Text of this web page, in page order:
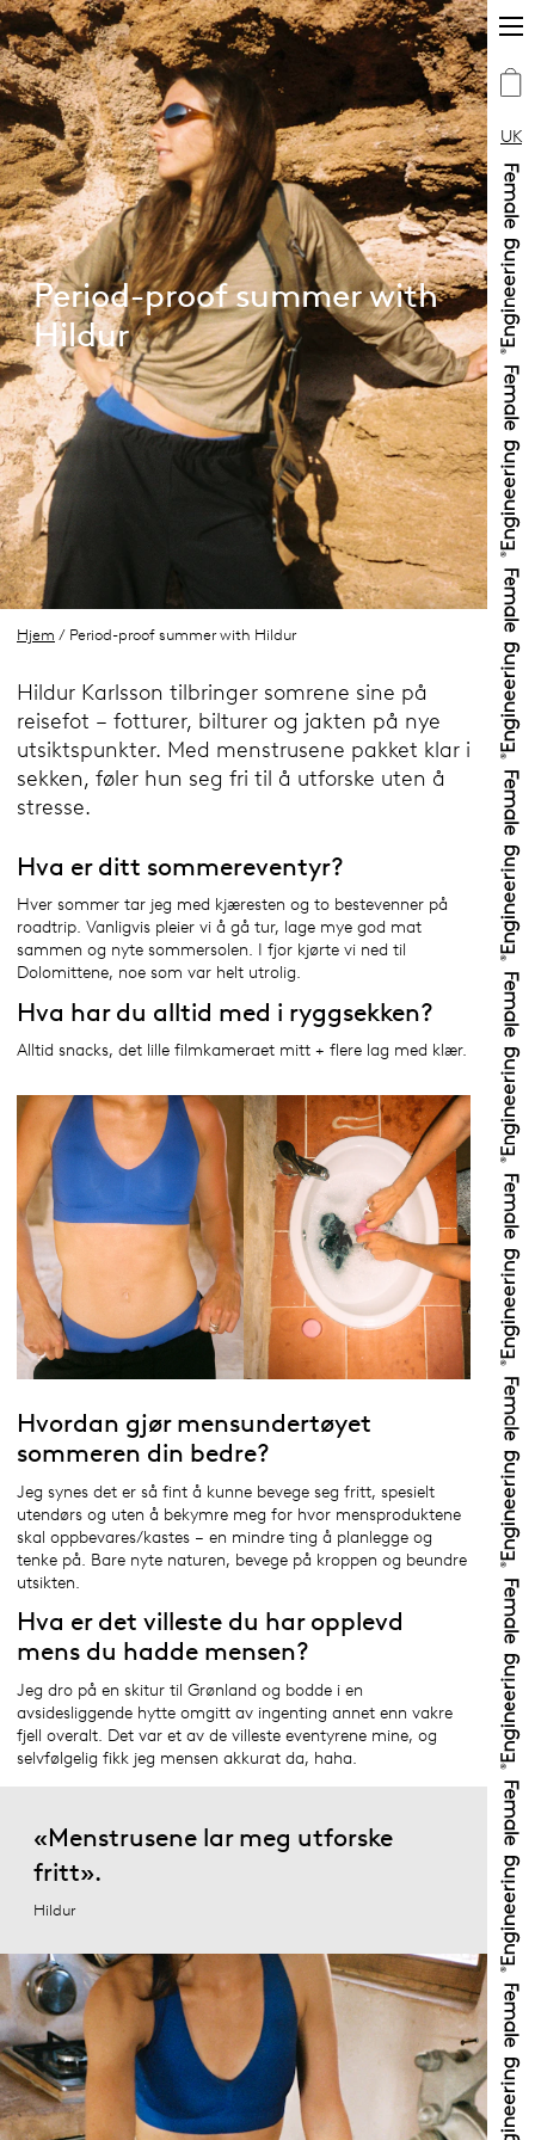
UK
Period-proof summer with
Hildur
Hjem / Period-proof summer with Hildur
Hildur Karlsson tilbringer somrene sine på
reisefot – fotturer, bilturer og jakten på nye
utsiktspunkter. Med menstrusene pakket klar i
sekken, føler hun seg fri til å utforske uten å
stresse.
Hva er ditt sommereventyr?
Hver sommer tar jeg med kjæresten og to bestevenner på
roadtrip. Vanligvis pleier vi å gå tur, lage mye god mat
sammen og nyte sommersolen. I fjor kjørte vi ned til
Dolomittene, noe som var helt utrolig.
Hva har du alltid med i ryggsekken?
Alltid snacks, det lille filmkameraet mitt + flere lag med klær.
Hvordan gjør mensundertøyet
sommeren din bedre?
Jeg synes det er så fint å kunne bevege seg fritt, spesielt
utendørs og uten å bekymre meg for hvor mensproduktene
skal oppbevares/kastes – en mindre ting å planlegge og
tenke på. Bare nyte naturen, bevege på kroppen og beundre
utsikten.
Hva er det villeste du har opplevd
mens du hadde mensen?
Jeg dro på en skitur til Grønland og bodde i en
avsidesliggende hytte omgitt av ingenting annet enn vakre
fjell overalt. Det var et av de villeste eventyrene mine, og
selvfølgelig fikk jeg mensen akkurat da, haha.
«Menstrusene lar meg utforske
fritt».
Hildur